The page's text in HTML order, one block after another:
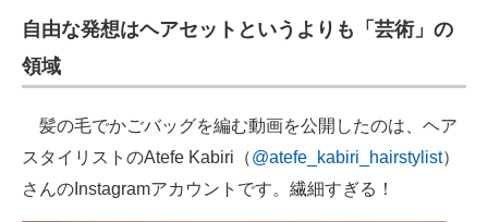
自由な発想はヘアセットというよりも「芸術」の
領域
髪の毛でかごバッグを編む動画を公開したのは、ヘア
スタイリストのAtefe Kabiri（@atefe_kabiri_hairstylist）
さんのInstagramアカウントです。繊細すぎる！